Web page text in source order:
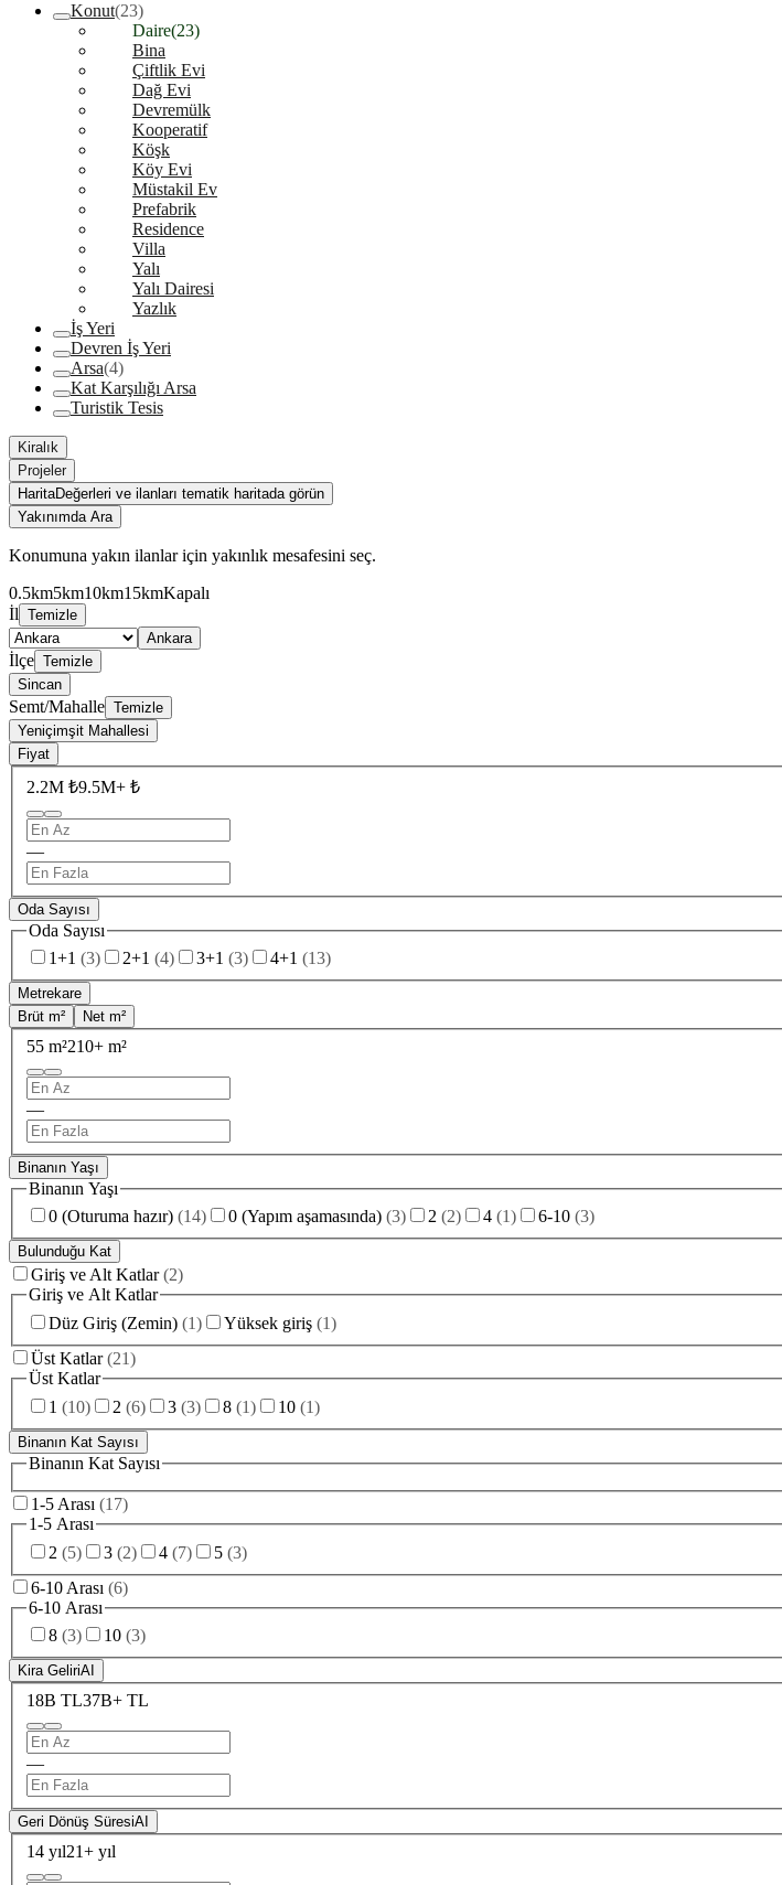
Konut(23)
Daire(23)
Bina
Çiftlik Evi
Dağ Evi
Devremülk
Kooperatif
Köşk
Köy Evi
Müstakil Ev
Prefabrik
Residence
Villa
Yalı
Yalı Dairesi
Yazlık
İş Yeri
Devren İş Yeri
Arsa(4)
Kat Karşılığı Arsa
Turistik Tesis
Kiralık
Projeler
HaritaDeğerleri ve ilanları tematik haritada görün
Yakınımda Ara
Konumuna yakın ilanlar için yakınlık mesafesini seç.
0.5km5km10km15kmKapalı
İl Temizle
Ankara
İlçe Temizle
Sincan
Semt/Mahalle Temizle
Yeniçimşit Mahallesi
Fiyat
2.2M ₺9.5M+ ₺
—
Oda Sayısı
Oda Sayısı
1+1 (3) 2+1 (4) 3+1 (3) 4+1 (13)
Metrekare
Brüt m²
Net m²
55 m²210+ m²
—
Binanın Yaşı
Binanın Yaşı
0 (Oturuma hazır) (14) 0 (Yapım aşamasında) (3) 2 (2) 4 (1) 6-10 (3)
Bulunduğu Kat
Giriş ve Alt Katlar (2)
Giriş ve Alt Katlar
Düz Giriş (Zemin) (1) Yüksek giriş (1)
Üst Katlar (21)
Üst Katlar
1 (10) 2 (6) 3 (3) 8 (1) 10 (1)
Binanın Kat Sayısı
Binanın Kat Sayısı
1-5 Arası (17)
1-5 Arası
2 (5) 3 (2) 4 (7) 5 (3)
6-10 Arası (6)
6-10 Arası
8 (3) 10 (3)
Kira GeliriAI
18B TL37B+ TL
—
Geri Dönüş SüresiAI
14 yıl21+ yıl